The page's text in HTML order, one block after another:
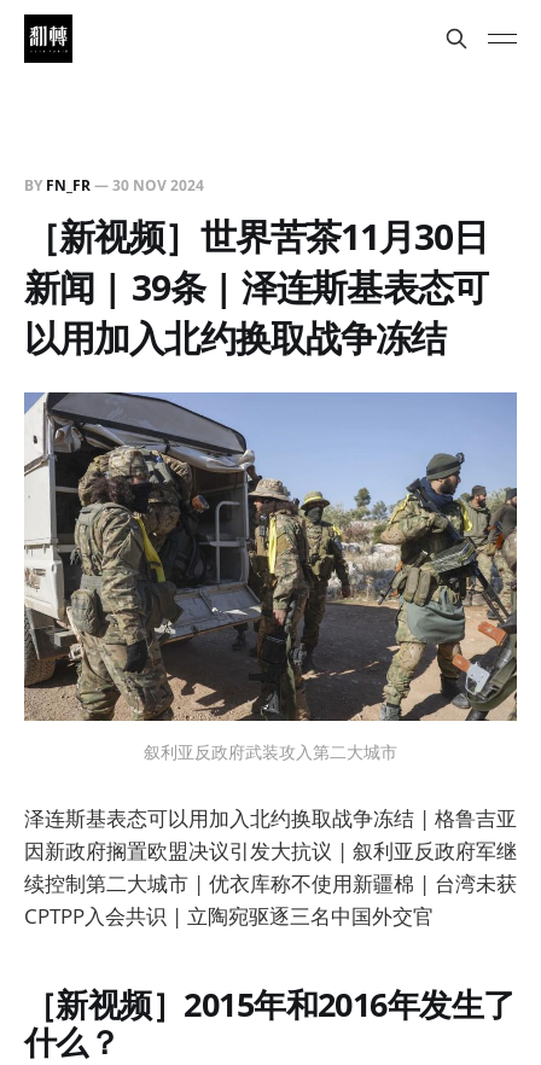
BY FN_FR—30 NOV 2024
［新视频］世界苦茶11月30日
新闻 | 39条 | 泽连斯基表态可
以用加入北约换取战争冻结
叙利亚反政府武装攻入第二大城市
泽连斯基表态可以用加入北约换取战争冻结 | 格鲁吉亚
因新政府搁置欧盟决议引发大抗议 | 叙利亚反政府军继
续控制第二大城市 | 优衣库称不使用新疆棉 | 台湾未获
CPTPP入会共识 | 立陶宛驱逐三名中国外交官
［新视频］2015年和2016年发生了
什么？